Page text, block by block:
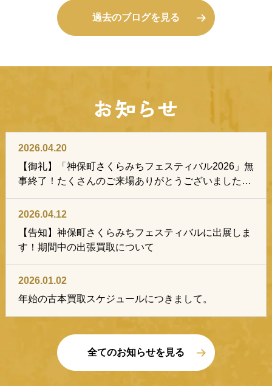
過去のブログを見る
2026.04.20
【御礼】「神保町さくらみちフェスティバル2026」無
事終了！たくさんのご来場ありがとうございました｜
2026.04.12
【告知】神保町さくらみちフェスティバルに出展しま
す！期間中の出張買取について
2026.01.02
年始の古本買取スケジュールにつきまして。
全てのお知らせを見る